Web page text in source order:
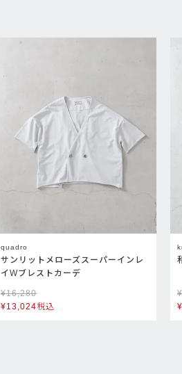
quadro
サンリットメローズスーパーインレ
イWブレストカーデ
¥16,280
¥13,024税込
¥
¥